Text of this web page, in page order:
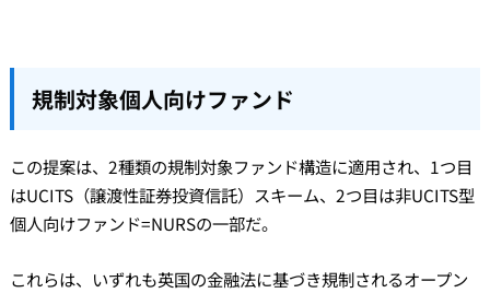
規制対象個人向けファンド
この提案は、2種類の規制対象ファンド構造に適用され、1つ目
はUCITS（譲渡性証券投資信託）スキーム、2つ目は非UCITS型
個人向けファンド=NURSの一部だ。
これらは、いずれも英国の金融法に基づき規制されるオープン